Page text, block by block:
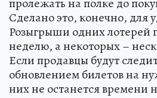
пролежать на полке до
Сделано это, конечно, для
Розыгрыши одних лотерей
неделю, а некоторых –
Если продавцы будут
обновлением билетов на
них не останется времени